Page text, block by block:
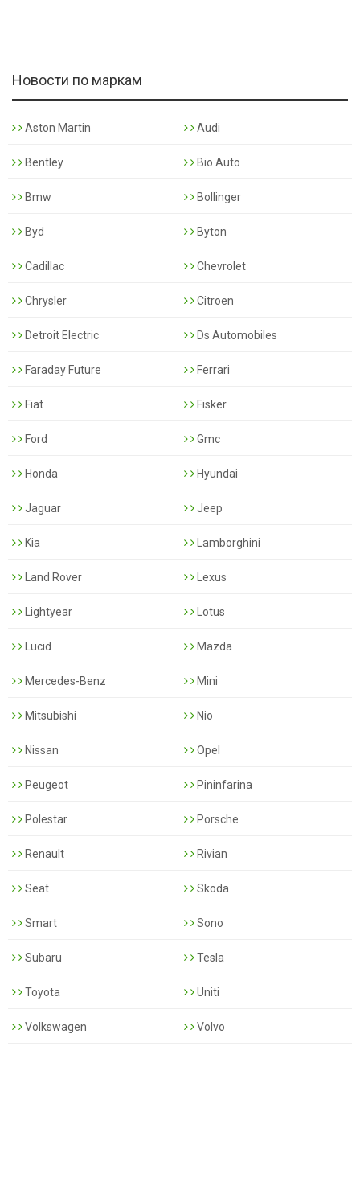
Новости по маркам
Aston Martin Audi
Bentley Bio Auto
Bmw Bollinger
Byd Byton
Cadillac Chevrolet
Chrysler Citroen
Detroit Electric Ds Automobiles
Faraday Future Ferrari
Fiat Fisker
Ford Gmc
Honda Hyundai
Jaguar Jeep
Kia Lamborghini
Land Rover Lexus
Lightyear Lotus
Lucid Mazda
Mercedes-Benz Mini
Mitsubishi Nio
Nissan Opel
Peugeot Pininfarina
Polestar Porsche
Renault Rivian
Seat Skoda
Smart Sono
Subaru Tesla
Toyota Uniti
Volkswagen Volvo